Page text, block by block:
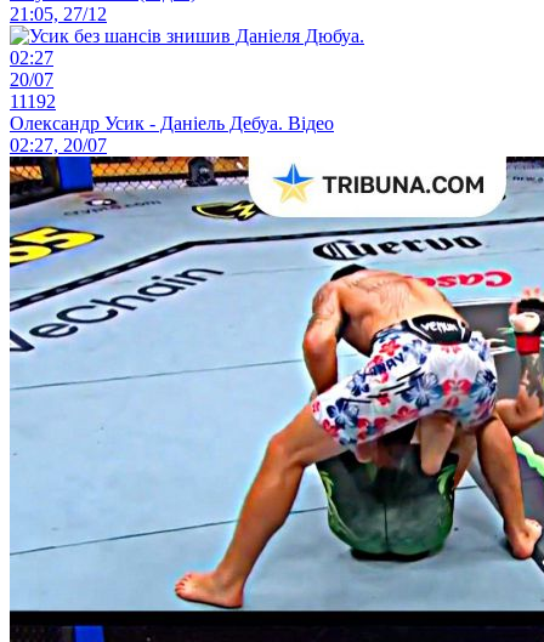
21:05, 27/12
02:27
20/07
11192
Олександр Усик - Даніель Дебуа. Відео
02:27, 20/07